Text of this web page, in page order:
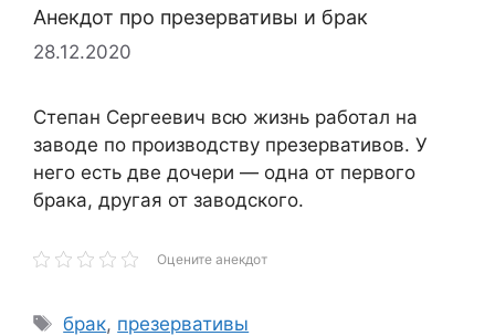
Анекдот про презервативы и брак
28.12.2020
Степан Сергеевич всю жизнь работал на
заводе по производству презервативов. У
него есть две дочери — одна от первого
брака, другая от заводского.
Оцените анекдот
Метки
брак, презервативы